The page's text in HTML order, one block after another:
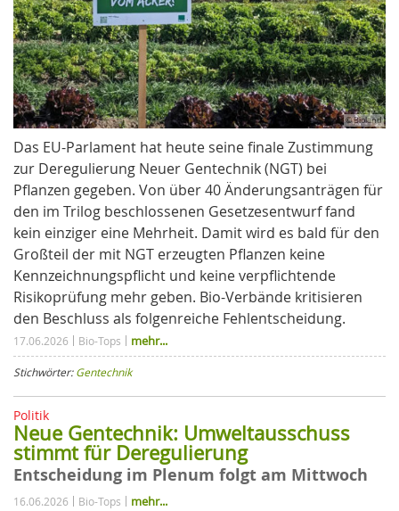
© Bioland
Das EU-Parlament hat heute seine finale Zustimmung
zur Deregulierung Neuer Gentechnik (NGT) bei
Pflanzen gegeben. Von über 40 Änderungsanträgen für
den im Trilog beschlossenen Gesetzesentwurf fand
kein einziger eine Mehrheit. Damit wird es bald für den
Großteil der mit NGT erzeugten Pflanzen keine
Kennzeichnungspflicht und keine verpflichtende
Risikoprüfung mehr geben. Bio-Verbände kritisieren
den Beschluss als folgenreiche Fehlentscheidung.
17.06.2026 Bio-Tops mehr...
Stichwörter:Gentechnik
Politik
Neue Gentechnik: Umweltausschuss
stimmt für Deregulierung
Entscheidung im Plenum folgt am Mittwoch
16.06.2026 Bio-Tops mehr...